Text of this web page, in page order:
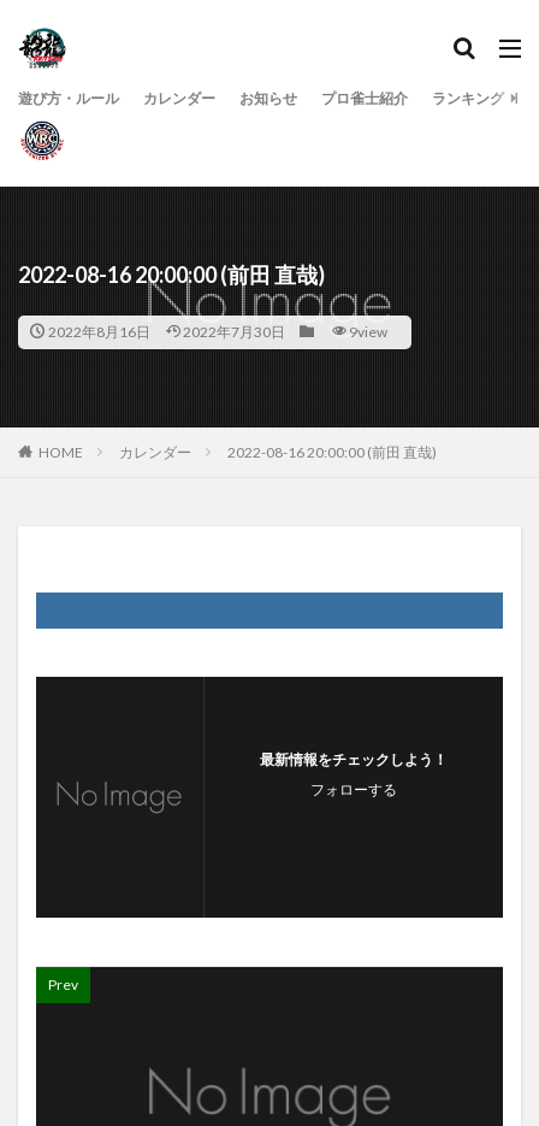
遊び方・ルール カレンダー お知らせ プロ雀士紹介 ランキング
2022-08-16 20:00:00 (前田 直哉)
2022年8月16日 2022年7月30日 9view
HOME カレンダー 2022-08-16 20:00:00 (前田 直哉)
最新情報をチェックしよう！
フォローする
Prev